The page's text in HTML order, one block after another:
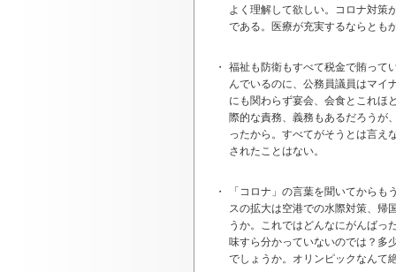
よく理解して欲しい。コロナ対策
である。医療が充実するならとも
・
福祉も防衛もすべて税金で賄って
んでいるのに、公務員議員はマイ
にも関わらず宴会、会食とこれほ
際的な責務、義務もあるだろうが
ったから。すべてがそうとは言え
されたことはない。
・
「コロナ」の言葉を聞いてから
スの拡大は空港での水際対策、帰
うか。これではどんなにがんばっ
味すら分かっていないのでは？多
でしょうか。オリンピックなんて